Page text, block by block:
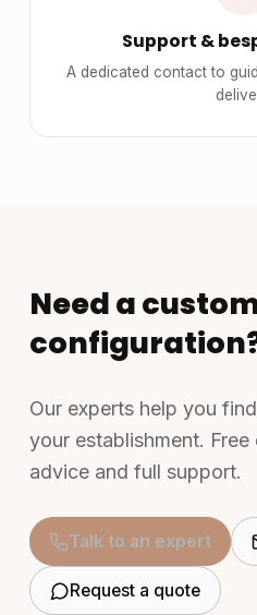
Support &
A dedicated contact to
Need a
Our experts help you
your establishment.
advice and full support.
Talk to an expert
Request a quote